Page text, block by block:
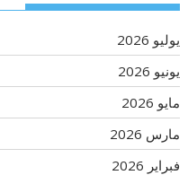
يوليو 2026
يونيو 2026
مايو 2026
مارس 2026
فبراير 2026